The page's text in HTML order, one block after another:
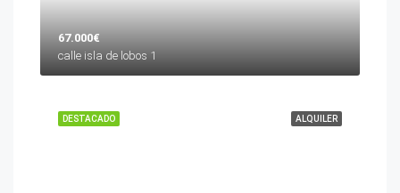
67.000€
calle isla de lobos 1
ALQUILER
DESTACADO